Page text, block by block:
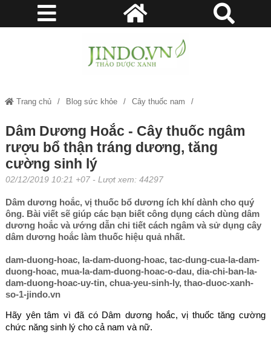
Trang chủ Blog sức khỏe Cây thuốc nam
Dâm Dương Hoắc - Cây thuốc ngâm rượu bổ thận tráng dương, tăng
cường sinh lý
Dâm Dương Hoắc - Cây thuốc ngâm
rượu bổ thận tráng dương, tăng
cường sinh lý
02/12/2019 10:21 +07 - Lượt xem: 44297
Dâm dương hoắc, vị thuốc bổ dương ích khí dành cho quý
ông. Bài viết sẽ giúp các bạn biết công dụng cách dùng dâm
dương hoắc và ướng dẫn chi tiết cách ngâm và sử dụng cây
dâm dương hoắc làm thuốc hiệu quả nhất.
dam-duong-hoac, la-dam-duong-hoac, tac-dung-cua-la-dam-
duong-hoac, mua-la-dam-duong-hoac-o-dau, dia-chi-ban-la-
dam-duong-hoac-uy-tin, chua-yeu-sinh-ly, thao-duoc-xanh-
so-1-jindo.vn
Hãy yên tâm vì đã có Dâm dương hoắc, vị thuốc tăng cường
chức năng sinh lý cho cả nam và nữ.